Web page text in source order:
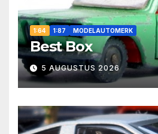
1:64 1:87 MODELAUTOMERK
Best Box
5 AUGUSTUS 2026